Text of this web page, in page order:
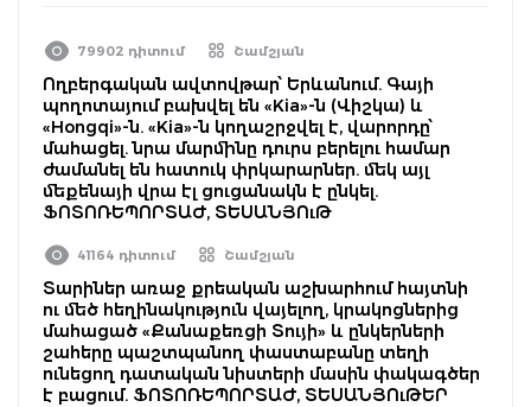
79902 դիտում Շամշյան
Ողբերգական ավտովթար՝ Երևանում. Գայի
պողոտայում բախվել են «Kia»-ն (Վիշկա) և
«Hongqi»-ն. «Kia»-ն կողաշրջվել է, վարորդը՝
մահացել. նրա մարմինը դուրս բերելու համար
ժամանել են հատուկ փրկարարներ. մեկ այլ
մեքենայի վրա էլ ցուցանակն է ընկել.
ՖՈՏՈՌԵՊՈՐՏԱԺ, ՏԵՍԱՆՅՈւԹ
41164 դիտում Շամշյան
Տարիներ առաջ քրեական աշխարհում հայտնի
ու մեծ հեղինակություն վայելող, կրակոցներից
մահացած «Քանաքեռցի Տույի» և ընկերների
շահերը պաշտպանող փաստաբանը տեղի
ունեցող դատական նիստերի մասին փակագծեր
է բացում. ՖՈՏՈՌԵՊՈՐՏԱԺ, ՏԵՍԱՆՅՈւԹԵՐ